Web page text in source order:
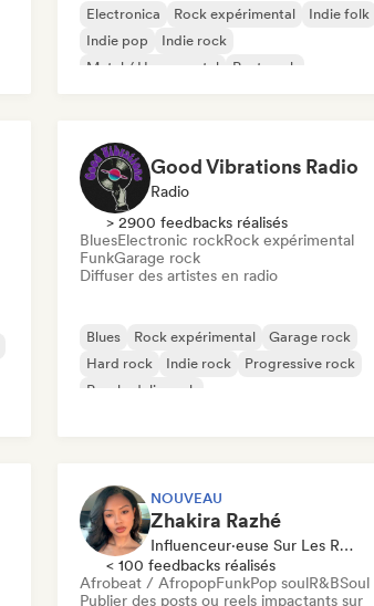
Electronica Rock expérimental
Indie folk
Indie pop
Indie rock
Metal / Heavy metal
Post punk
Good Vibrations Radio
Radio
> 2900 feedbacks réalisés
BluesElectronic rockRock expérimental
FunkGarage rock
Diffuser des artistes en radio
Blues Rock expérimental
Garage rock
Hard rock
Indie rock
Progressive rock
Psychedelic rock
NOUVEAU
Zhakira Razhé
Influenceur·euse Sur Les Réseaux Sociaux
< 100 feedbacks réalisés
Afrobeat / AfropopFunkPop soulR&BSoul
Publier des posts ou reels impactants sur